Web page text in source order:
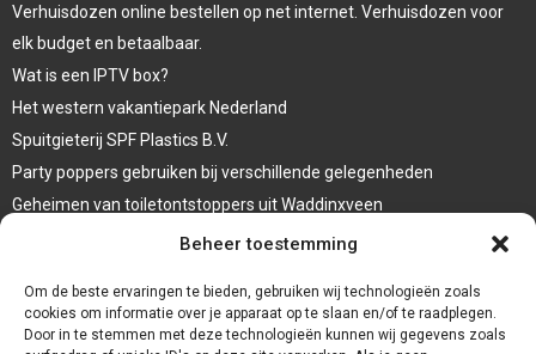
Beheer toestemming
Om de beste ervaringen te bieden, gebruiken wij technologieën zoals
cookies om informatie over je apparaat op te slaan en/of te raadplegen.
Door in te stemmen met deze technologieën kunnen wij gegevens zoals
Verhuisdozen online bestellen op net internet. Verhuisdozen voor
elk budget en betaalbaar.
Wat is een IPTV box?
Het western vakantiepark Nederland
Spuitgieterij SPF Plastics B.V.
Party poppers gebruiken bij verschillende gelegenheden
Geheimen van toiletontstoppers uit Waddinxveen
Vormen van terrasaankleding